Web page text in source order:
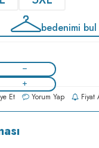
bedenimi bul
Et Yorum Yap Fiyat